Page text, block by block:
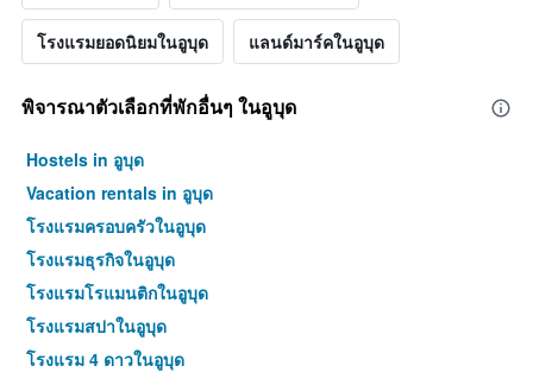
โรงแรมยอดนิยมในอูบุด แลนด์มาร์คในอูบุด
พิจารณาตัวเลือกที่พักอื่นๆ ในอูบุด
Hostels in อูบุด
Vacation rentals in อูบุด
โรงแรมครอบครัวในอูบุด
โรงแรมธุรกิจในอูบุด
โรงแรมโรแมนติกในอูบุด
โรงแรมสปาในอูบุด
โรงแรม 4 ดาวในอูบุด